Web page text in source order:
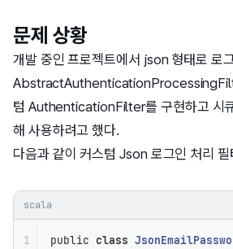
문제 상황
개발 중인 프로젝트에서 json 형태로 로
텀 AuthenticationFilter를 구현하고 시
해 사용하려고 했다.
다음과 같이 커스텀 Json 로그인 처리 필
scala
1
public class